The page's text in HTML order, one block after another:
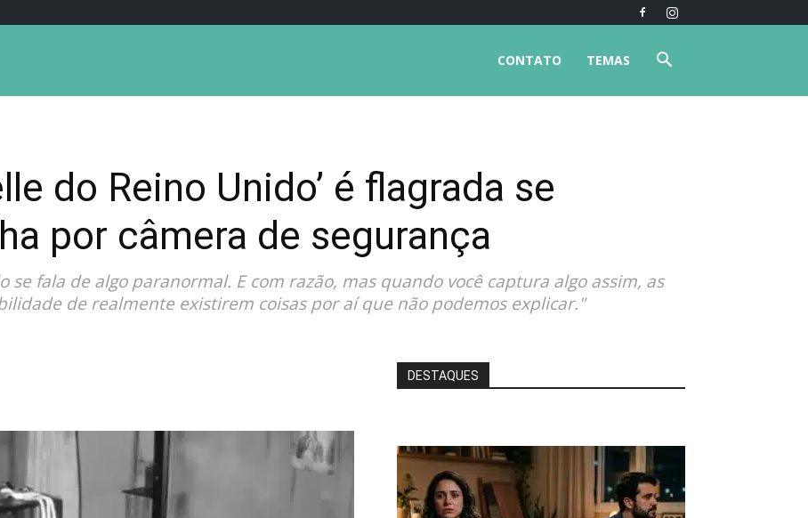
TEMAS
CONTATO
do Reino Unido’ é flagrada se
por câmera de segurança
se fala de algo paranormal. E com razão, mas quando você captura algo assim, as
de realmente existirem coisas por aí que não podemos explicar."
DESTAQUES